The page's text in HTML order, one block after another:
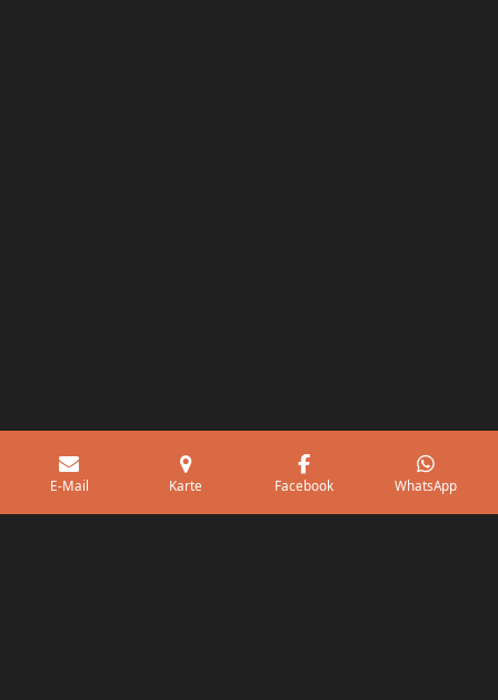
E-Mail Karte Facebook WhatsApp